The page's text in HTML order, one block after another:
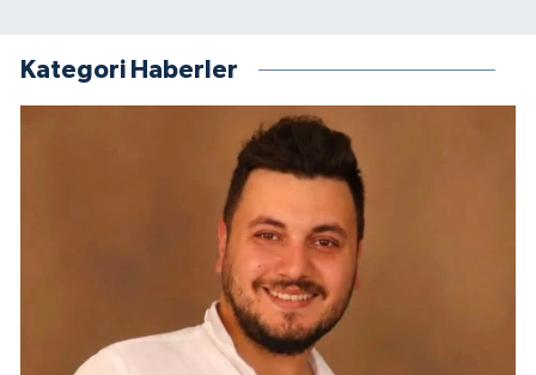
Kategori Haberler